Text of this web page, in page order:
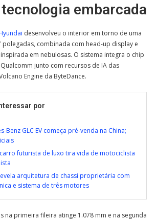
embarcada
desenvolveu o interior em torno de uma
polegadas, combinada com head-up display e
em nebulosas. O sistema integra o chip
junto com recursos de IA das
Engine da ByteDance.
por
Benz GLC EV começa pré-venda na China;
futurista de luxo tira vida de motociclista
arquitetura de chassi proprietária com
e sistema de três motores
na primeira fileira atinge 1.078 mm e na segunda